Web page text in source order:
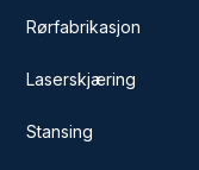
Rørfabrikasjon
Laserskjæring
Stansing